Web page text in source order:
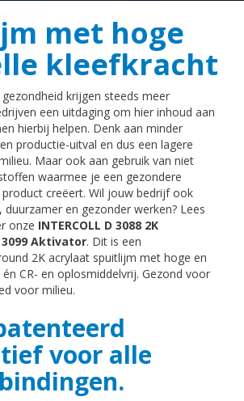
met hoge
kleefkracht
krijgen steeds meer
een uitdaging om hier inhoud aan
hierbij helpen. Denk aan minder
productie-uitval en dus een lagere
Maar ook aan gebruik van niet
waarmee je een gezondere
creëert. Wil jouw bedrijf ook
duurzamer en gezonder werken? Lees
onze INTERCOLL D 3088 2K
Aktivator. Dit is een
2K acrylaat spuitlijm met hoge en
CR- en oplosmiddelvrij. Gezond voor
voor milieu.
voor alle